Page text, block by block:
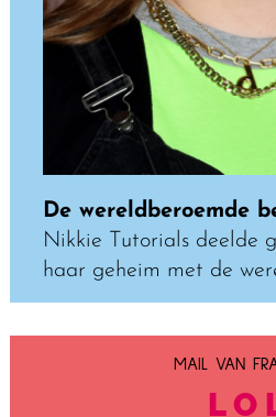
De wereldberoemde
Nikkie Tutorials deelde
haar geheim met de
MAIL VAN
L O